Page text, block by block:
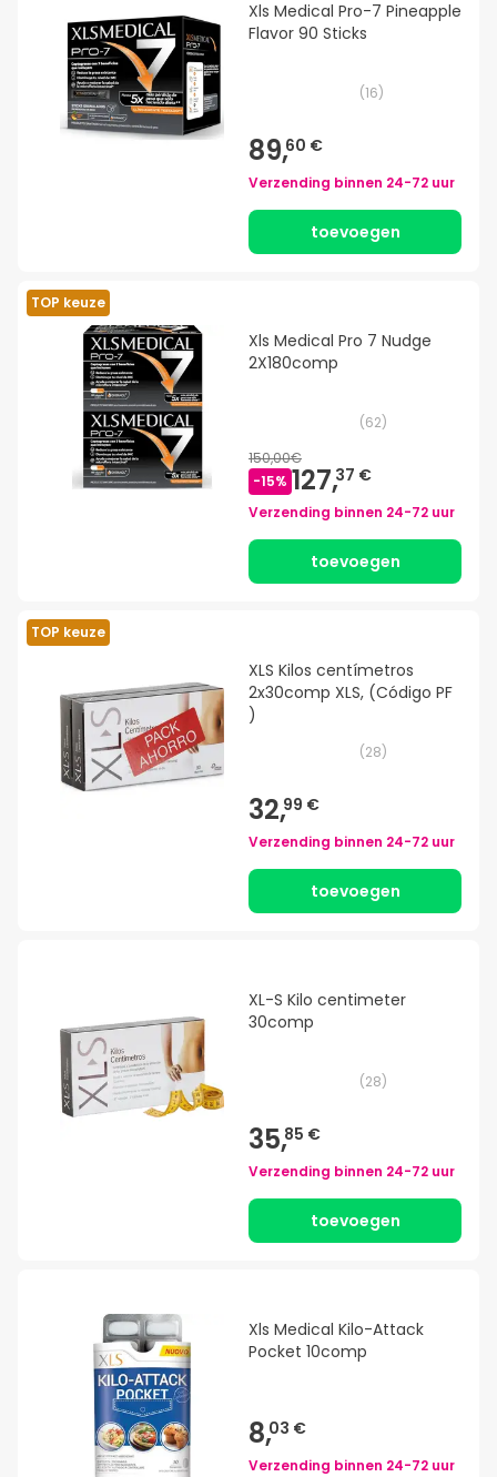
Xls Medical Pro-7 Pineapple
Flavor 90 Sticks
(16)
89,60 €
Verzending binnen 24-72 uur
toevoegen
TOP keuze
Xls Medical Pro 7 Nudge
2X180comp
(62)
150,00€
-15% 127,37 €
Verzending binnen 24-72 uur
toevoegen
TOP keuze
XLS Kilos centímetros
2x30comp XLS, (Código PF
)
(28)
32,99 €
Verzending binnen 24-72 uur
toevoegen
XL-S Kilo centimeter
30comp
(28)
35,85 €
Verzending binnen 24-72 uur
toevoegen
Xls Medical Kilo-Attack
Pocket 10comp
8,03 €
Verzending binnen 24-72 uur